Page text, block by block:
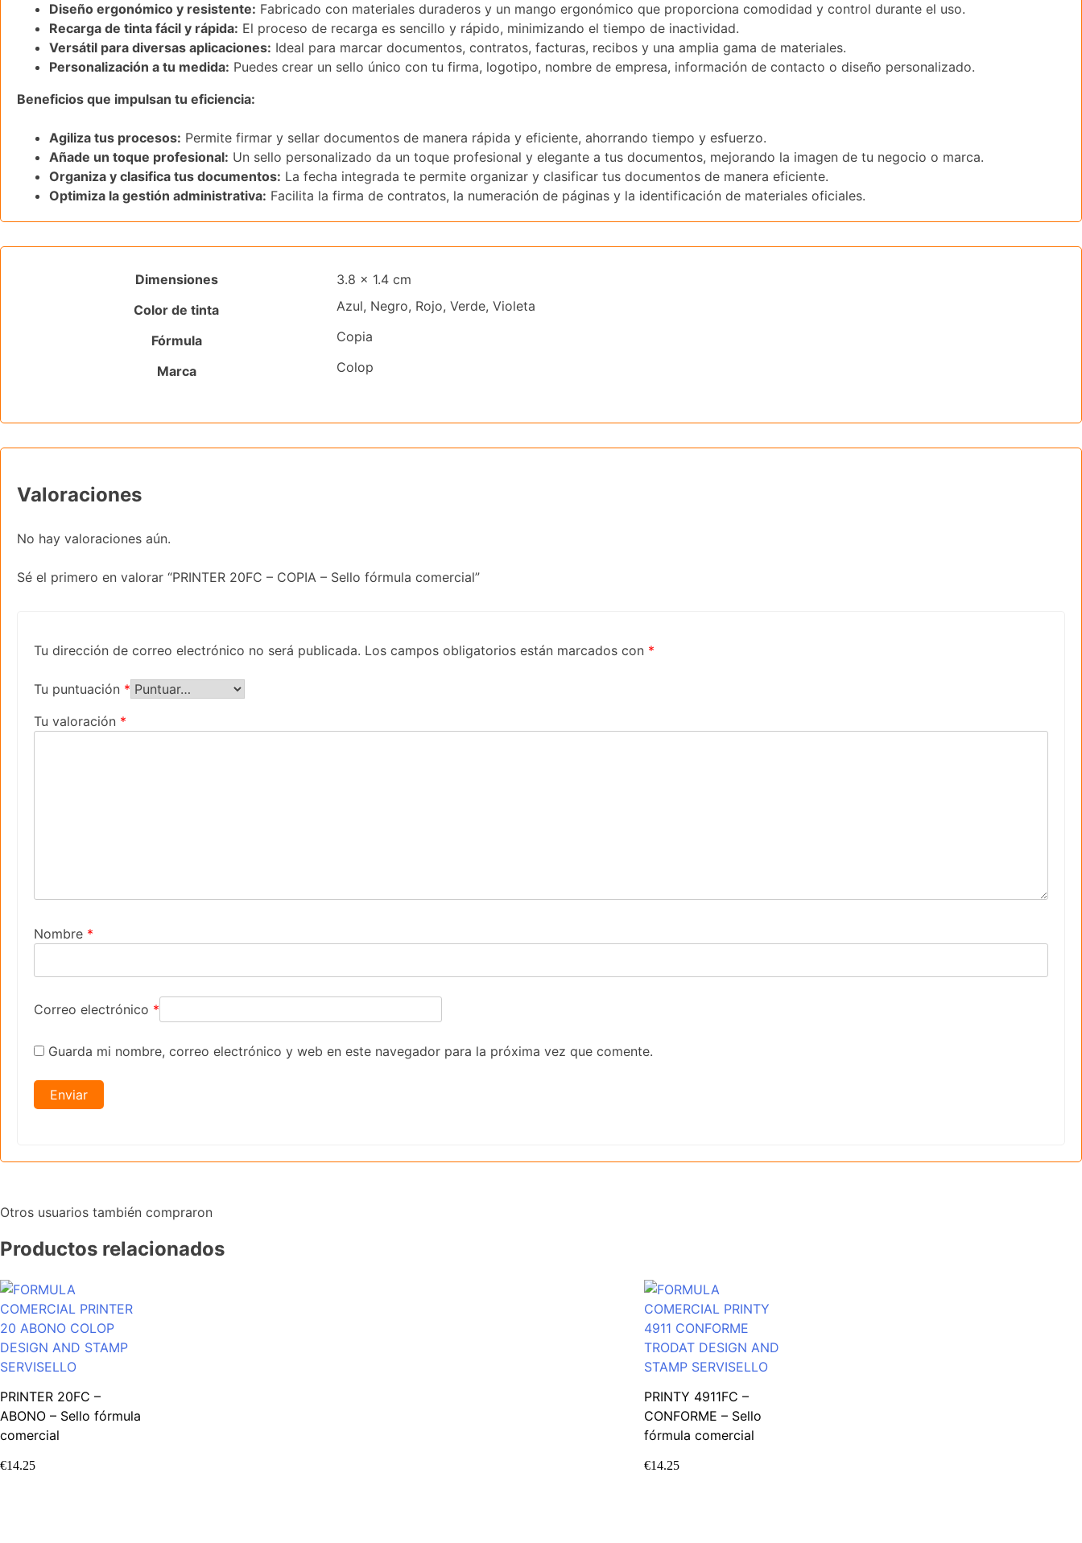
Diseño ergonómico y resistente: Fabricado con materiales duraderos y un mango ergonómico que proporciona comodidad y control durante el uso.
Recarga de tinta fácil y rápida: El proceso de recarga es sencillo y rápido, minimizando el tiempo de inactividad.
Versátil para diversas aplicaciones: Ideal para marcar documentos, contratos, facturas, recibos y una amplia gama de materiales.
Personalización a tu medida: Puedes crear un sello único con tu firma, logotipo, nombre de empresa, información de contacto o diseño personalizado.
Beneficios que impulsan tu eficiencia:
Agiliza tus procesos: Permite firmar y sellar documentos de manera rápida y eficiente, ahorrando tiempo y esfuerzo.
Añade un toque profesional: Un sello personalizado da un toque profesional y elegante a tus documentos, mejorando la imagen de tu negocio o marca.
Organiza y clasifica tus documentos: La fecha integrada te permite organizar y clasificar tus documentos de manera eficiente.
Optimiza la gestión administrativa: Facilita la firma de contratos, la numeración de páginas y la identificación de materiales oficiales.
Dimensiones
3.8 × 1.4 cm
Color de tinta
Azul, Negro, Rojo, Verde, Violeta
Fórmula Copia
Marca Colop
Valoraciones
No hay valoraciones aún.
Sé el primero en valorar “PRINTER 20FC – COPIA – Sello fórmula comercial”
Tu dirección de correo electrónico no será publicada. Los campos obligatorios están marcados con *
Tu puntuación *
Tu valoración *
Nombre *
Correo electrónico *
Guarda mi nombre, correo electrónico y web en este navegador para la próxima vez que comente.
Otros usuarios también compraron
Productos relacionados
PRINTER 20FC –
ABONO – Sello fórmula
comercial
€14.25
PRINTY 4911FC –
CONFORME – Sello
fórmula comercial
€14.25